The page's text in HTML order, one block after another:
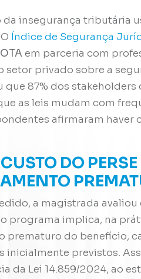
da insegurança tributária
Índice de Segurança
em parceria com
setor privado sobre a
que 87% dos
as leis mudam com
afirmaram haver
DO
a magistrada avaliou
programa implica, na
prematuro do benefício,
inicialmente previstos.
da Lei 14.859/2024, ao